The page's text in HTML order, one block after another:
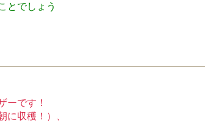
でしょう
ーです！
に収穫！）、